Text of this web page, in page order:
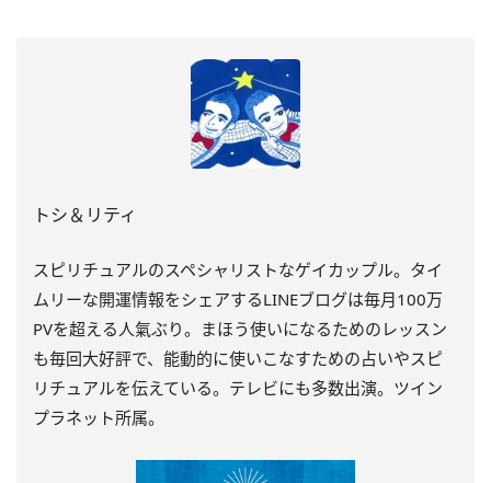
トシ＆リティ
スピリチュアルのスペシャリストなゲイカップル。タイ
ムリーな開運情報をシェアするLINEブログは毎月100万
PVを超える人氣ぶり。まほう使いになるためのレッスン
も毎回大好評で、能動的に使いこなすための占いやスピ
リチュアルを伝えている。テレビにも多数出演。ツイン
プラネット所属。